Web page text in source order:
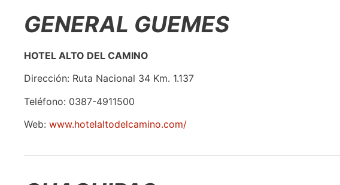
GENERAL GUEMES
HOTEL ALTO DEL CAMINO
Dirección: Ruta Nacional 34 Km. 1.137
Teléfono: 0387-4911500
Web: www.hotelaltodelcamino.com/